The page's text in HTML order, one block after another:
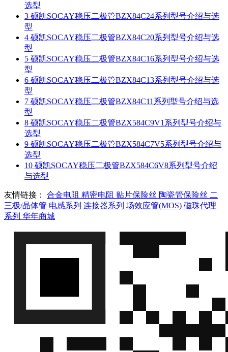
选型
3 硕凯SOCAY稳压二极管BZX84C24系列型号介绍与选
型
4 硕凯SOCAY稳压二极管BZX84C20系列型号介绍与选
型
5 硕凯SOCAY稳压二极管BZX84C16系列型号介绍与选
型
6 硕凯SOCAY稳压二极管BZX84C13系列型号介绍与选
型
7 硕凯SOCAY稳压二极管BZX84C11系列型号介绍与选
型
8 硕凯SOCAY稳压二极管BZX584C9V1系列型号介绍与
选型
9 硕凯SOCAY稳压二极管BZX584C7V5系列型号介绍与
选型
10 硕凯SOCAY稳压二极管BZX584C6V8系列型号介绍
与选型
友情链接： 合金电阻 精密电阻 贴片保险丝 陶瓷管保险丝 二
三极/晶体管 电感系列 连接器系列 场效应管(MOS) 磁珠代理
系列 华年商城